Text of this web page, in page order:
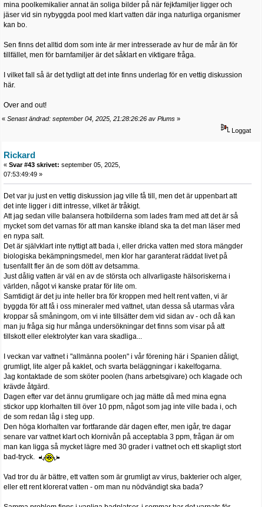
mina poolkemikalier annat än soliga bilder på när fejkfamiljer ligger och
jäser vid sin nybyggda pool med klart vatten där inga naturliga organismer
kan bo.
Sen finns det alltid dom som inte är mer intresserade av hur de mår än för
tillfället, men för barnfamiljer är det såklart en viktigare fråga.
I vilket fall så är det tydligt att det inte finns underlag för en vettig diskussion
här.
Over and out!
« Senast ändrad: september 04, 2025, 21:28:26:26 av Plums »
Loggat
Rickard
« Svar #43 skrivet: september 05, 2025,
07:53:49:49 »
Det var ju just en vettig diskussion jag ville få till, men det är uppenbart att
det inte ligger i ditt intresse, vilket är tråkigt.
Att jag sedan ville balansera hotbilderna som lades fram med att det är så
mycket som det varnas för att man kanske ibland ska ta det man läser med
en nypa salt.
Det är självklart inte nyttigt att bada i, eller dricka vatten med stora mängder
biologiska bekämpningsmedel, men klor har garanterat räddat livet på
tusenfallt fler än de som dött av detsamma.
Just dålig vatten är väl en av de största och allvarligaste hälsoriskerna i
världen, något vi kanske pratar för lite om.
Samtidigt är det ju inte heller bra för kroppen med helt rent vatten, vi är
byggda för att få i oss mineraler med vattnet, utan dessa så utarmas våra
kroppar så småningom, om vi inte tillsätter dem vid sidan av - och då kan
man ju fråga sig hur många undersökningar det finns som visar på att
tillskott eller elektrolyter kan vara skadliga...
I veckan var vattnet i "allmänna poolen" i vår förening här i Spanien dåligt,
grumligt, lite alger på kaklet, och svarta beläggningar i kakelfogarna.
Jag kontaktade de som sköter poolen (hans arbetsgivare) och klagade och
krävde åtgärd.
Dagen efter var det ännu grumligare och jag mätte då med mina egna
stickor upp klorhalten till över 10 ppm, något som jag inte ville bada i, och
de som redan låg i steg upp.
Den höga klorhalten var fortfarande där dagen efter, men igår, tre dagar
senare var vattnet klart och klornivån på acceptabla 3 ppm, frågan är om
man kan ligga så mycket lägre med 30 grader i vattnet och ett skapligt stort
bad-tryck.
Vad tror du är bättre, ett vatten som är grumligt av virus, bakterier och alger,
eller ett rent klorerat vatten - om man nu nödvändigt ska bada?